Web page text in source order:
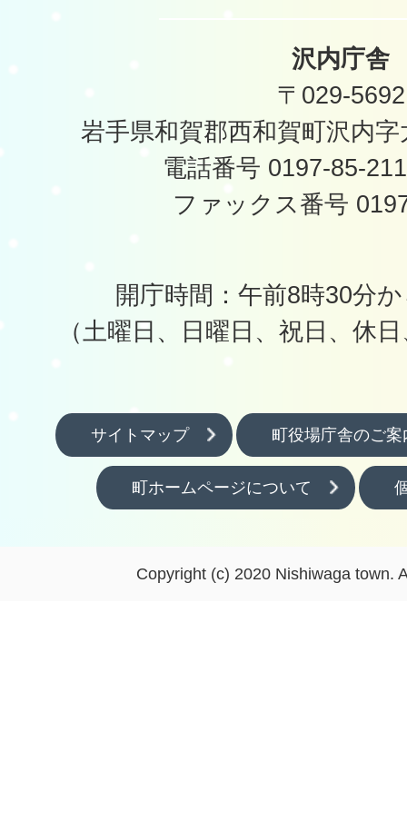
沢内庁舎
〒029-5692
岩手県和賀郡西和賀町沢内
電話番号 0197-85-
ファックス番号
開庁時間：午前8時30分
（土曜日、日曜日、祝日、休
サイトマップ 町役場庁舎のご案
町ホームページについて
Copyright (c) 2020 Nishiwaga town.